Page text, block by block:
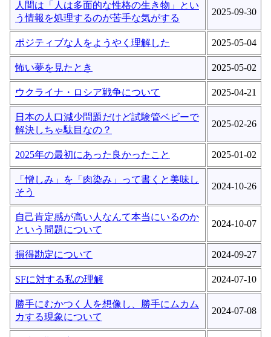
人間は「人は多面的な性格の生き物」とい
う情報を処理するのが苦手な気がする
2025-09-30
ポジティブな人をようやく理解した 2025-05-04
怖い夢を見たとき 2025-05-02
ウクライナ・ロシア戦争について 2025-04-21
日本の人口減少問題だけど試験管ベビーで
解決しちゃ駄目なの？
2025-02-26
2025年の最初にあった良かったこと 2025-01-02
「憎しみ」を「肉染み」って書くと美味し
そう
2024-10-26
自己肯定感が高い人なんて本当にいるのか
という問題について
2024-10-07
損得勘定について 2024-09-27
SFに対する私の理解 2024-07-10
勝手にむかつく人を想像し、勝手にムカム
カする現象について
2024-07-08